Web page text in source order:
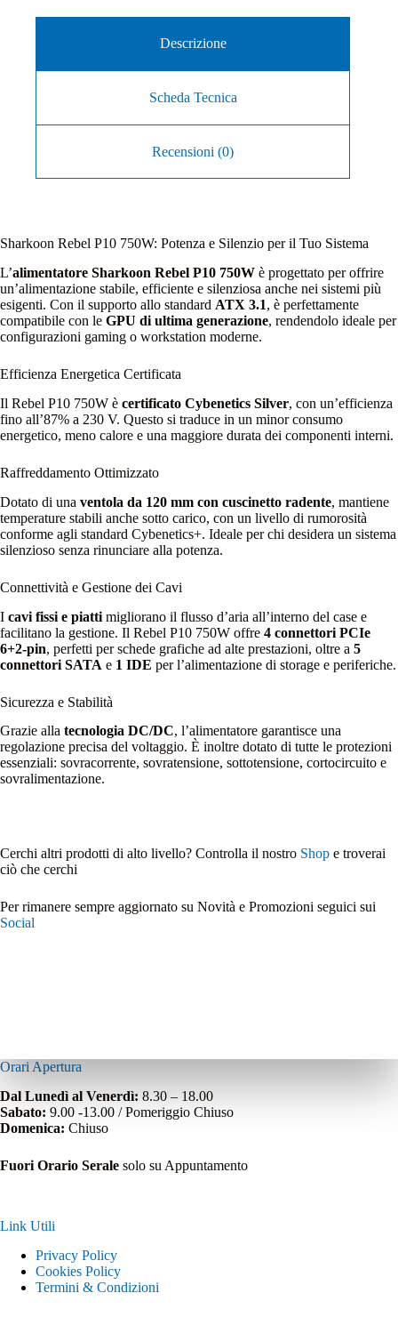
Descrizione
Scheda Tecnica
Recensioni (0)
Sharkoon Rebel P10 750W: Potenza e Silenzio per il Tuo Sistema
L’alimentatore Sharkoon Rebel P10 750W è progettato per offrire
un’alimentazione stabile, efficiente e silenziosa anche nei sistemi più
esigenti. Con il supporto allo standard ATX 3.1, è perfettamente
compatibile con le GPU di ultima generazione, rendendolo ideale per
configurazioni gaming o workstation moderne.
Efficienza Energetica Certificata
Il Rebel P10 750W è certificato Cybenetics Silver, con un’efficienza
fino all’87% a 230 V. Questo si traduce in un minor consumo
energetico, meno calore e una maggiore durata dei componenti interni.
Raffreddamento Ottimizzato
Dotato di una ventola da 120 mm con cuscinetto radente, mantiene
temperature stabili anche sotto carico, con un livello di rumorosità
conforme agli standard Cybenetics+. Ideale per chi desidera un sistema
silenzioso senza rinunciare alla potenza.
Connettività e Gestione dei Cavi
I cavi fissi e piatti migliorano il flusso d’aria all’interno del case e
facilitano la gestione. Il Rebel P10 750W offre 4 connettori PCIe
6+2-pin, perfetti per schede grafiche ad alte prestazioni, oltre a 5
connettori SATA e 1 IDE per l’alimentazione di storage e periferiche.
Sicurezza e Stabilità
Grazie alla tecnologia DC/DC, l’alimentatore garantisce una
regolazione precisa del voltaggio. È inoltre dotato di tutte le protezioni
essenziali: sovracorrente, sovratensione, sottotensione, cortocircuito e
sovralimentazione.
Cerchi altri prodotti di alto livello? Controlla il nostro Shop e troverai
ciò che cerchi
Per rimanere sempre aggiornato su Novità e Promozioni seguici sui
Social
Orari Apertura
Dal Lunedì al Venerdì: 8.30 – 18.00
Sabato: 9.00 -13.00 / Pomeriggio Chiuso
Domenica: Chiuso
Fuori Orario Serale solo su Appuntamento
Link Utili
Privacy Policy
Cookies Policy
Termini & Condizioni